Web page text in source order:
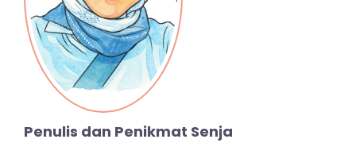
Penulis dan Penikmat Senja